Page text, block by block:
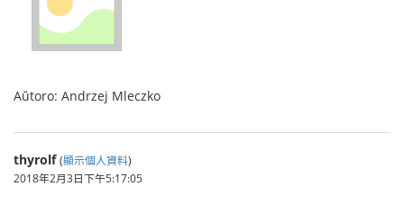
Aŭtoro: Andrzej Mleczko
thyrolf (顯示個人資料)
2018年2月3日下午5:17:05